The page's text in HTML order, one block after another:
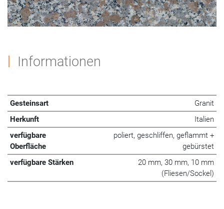
Informationen
Gesteinsart
Granit
Herkunft
Italien
verfügbare
Oberfläche
poliert, geschliffen, geflammt +
gebürstet
verfügbare Stärken
20 mm, 30 mm, 10 mm
(Fliesen/Sockel)